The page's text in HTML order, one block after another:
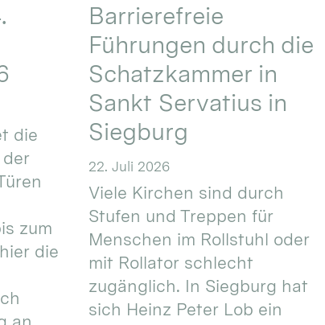
die
zum
die
Barrierefreie
Führungen durch die
Schatzkammer in
Sankt Servatius in
Siegburg
22. Juli 2026
Viele Kirchen sind durch
Stufen und Treppen für
Menschen im Rollstuhl oder
mit Rollator schlecht
zugänglich. In Siegburg hat
sich Heinz Peter Lob ein